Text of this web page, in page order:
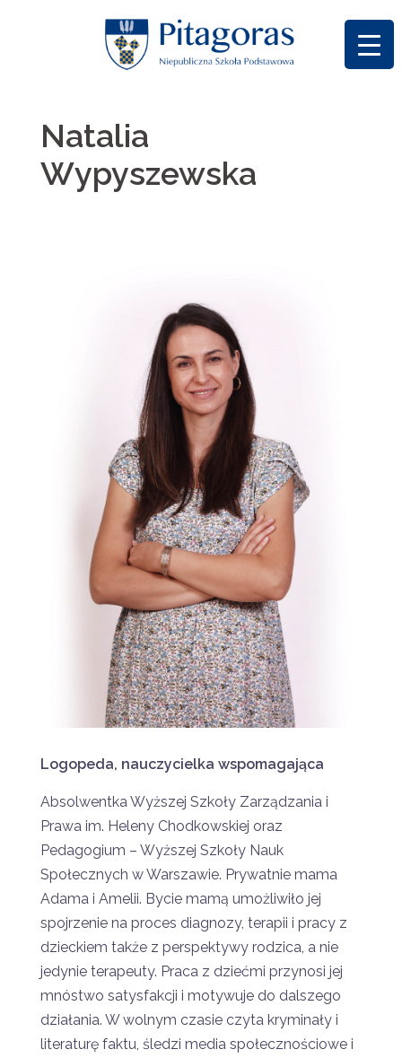
Natalia
Wypyszewska
Logopeda, nauczycielka wspomagająca
Absolwentka Wyższej Szkoły Zarządzania i
Prawa im. Heleny Chodkowskiej oraz
Pedagogium – Wyższej Szkoły Nauk
Społecznych w Warszawie. Prywatnie mama
Adama i Amelii. Bycie mamą umożliwiło jej
spojrzenie na proces diagnozy, terapii i pracy z
dzieckiem także z perspektywy rodzica, a nie
jedynie terapeuty. Praca z dziećmi przynosi jej
mnóstwo satysfakcji i motywuje do dalszego
działania. W wolnym czasie czyta kryminały i
literaturę faktu, śledzi media społecznościowe i